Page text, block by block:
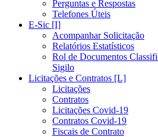
Perguntas e Respostas
Telefones Úteis
E-Sic [I]
Acompanhar Solicitação
Relatórios Estatísticos
Rol de Documentos
Sigilo
Licitações e Contratos [L]
Licitações
Contratos
Licitações Covid-19
Contratos Covid-19
Fiscais de Contrato